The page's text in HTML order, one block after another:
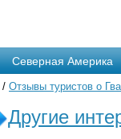
Северная Америка
/ Отзывы туристов о
Другие